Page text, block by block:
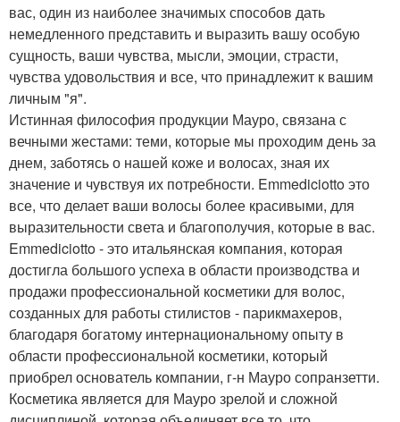
вас, один из наиболее значимых способов дать
немедленного представить и выразить вашу особую
сущность, ваши чувства, мысли, эмоции, страсти,
чувства удовольствия и все, что принадлежит к вашим
личным "я".
Истинная философия продукции Мауро, связана с
вечными жестами: теми, которые мы проходим день за
днем, заботясь о нашей коже и волосах, зная их
значение и чувствуя их потребности. Emmediciotto это
все, что делает ваши волосы более красивыми, для
выразительности света и благополучия, которые в вас.
Emmediciotto - это итальянская компания, которая
достигла большого успеха в области производства и
продажи профессиональной косметики для волос,
созданных для работы стилистов - парикмахеров,
благодаря богатому интернациональному опыту в
области профессиональной косметики, который
приобрел основатель компании, г-н Мауро сопранзетти.
Косметика является для Мауро зрелой и сложной